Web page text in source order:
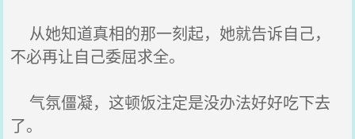
从她知道真相的那一刻起，她就告诉自己，
不必再让自己委屈求全。
气氛僵凝，这顿饭注定是没办法好好吃下去
了。